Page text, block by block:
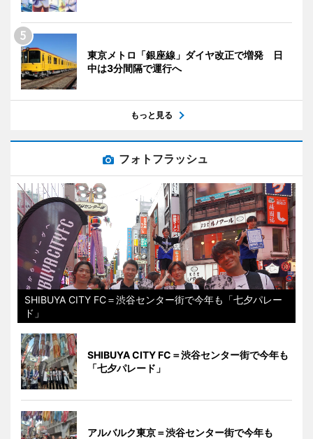
東京メトロ「銀座線」ダイヤ改正で増発 日
中は3分間隔で運行へ
もっと見る
フォトフラッシュ
SHIBUYA CITY FC＝渋谷センター街で今年も「七夕パレー
ド」
SHIBUYA CITY FC＝渋谷センター街で今年も
「七夕パレード」
アルバルク東京＝渋谷センター街で今年も